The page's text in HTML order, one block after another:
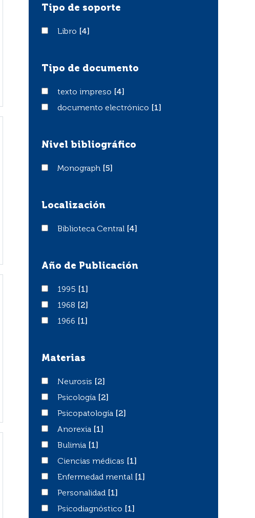
Tipo de soporte
LibroLibro [4]
Tipo de documento
texto impreso
texto impreso
[4]
documento electrónico
documento electrónico [1]
Nivel bibliográfico
Monograph
Monograph [5]
Localización
Biblioteca Central
Biblioteca Central [4]
Año de Publicación
19951995
[1]
19681968
[2]
19661966 [1]
Materias
Neurosis
Neurosis
[2]
Psicología
Psicología
[2]
Psicopatología
Psicopatología
[2]
AnorexiaAnorexia
[1]
BulimiaBulimia
[1]
Ciencias médicas
Ciencias médicas
[1]
Enfermedad mental
Enfermedad mental
[1]
Personalidad
Personalidad
[1]
Psicodiagnóstico
Psicodiagnóstico [1]